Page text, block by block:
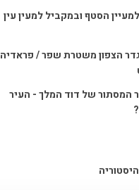
הסטף ובמקביל למעין עין
הצפון משטרת שפר / פראדיה
המסתור של דוד המלך - העיר